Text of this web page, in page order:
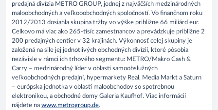
predajná divízia METRO GROUP, jednej z najväčších medzinárodných
maloobchodných a veľkooobchodných spoločností. Vo finančnom roku
2012/2013 dosiahla skupina tržby vo výške približne 66 miliárd eur.
Celkovo má viac ako 265-tisíc zamestnancov a prevádzkuje približne 2
200 predajných centier v 32 krajinách. Výkonnosť celej skupiny je
založená na sile jej jednotlivých obchodných divízií, ktoré pôsobia
nezávisle v rámci ich trhového segmentu: METRO/Makro Cash &
Carry – medzinárodný líder v oblasti samoobslužných
veľkoobchodných predajní, hypermarkety Real, Media Markt a Saturn
– európska jednotka v oblasti maloobchodov so spotrebnou
elektronikou, a obchodné domy Galeria Kaufhof. Viac informácií
nájdete na www.metrogroup.de.